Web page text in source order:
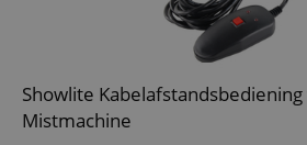
Showlite
Mistmachine